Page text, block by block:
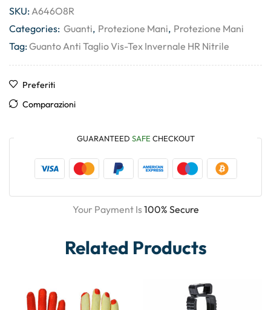
SKU: A646O8R
Categories: Guanti, Protezione Mani, Protezione Mani
Tag:Guanto Anti Taglio Vis-Tex Invernale HR Nitrile
Preferiti
Comparazioni
GUARANTEED SAFE CHECKOUT
Your Payment Is100% Secure
Related Products